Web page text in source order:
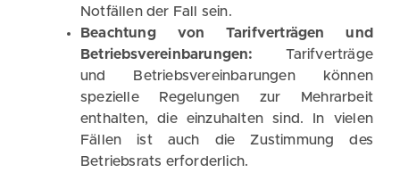
Notfällen der Fall sein.
Beachtung von Tarifverträgen und
Betriebsvereinbarungen:
Tarifverträge
und Betriebsvereinbarungen können
spezielle Regelungen zur Mehrarbeit
enthalten, die einzuhalten sind. In vielen
Fällen ist auch die Zustimmung des
Betriebsrats erforderlich.